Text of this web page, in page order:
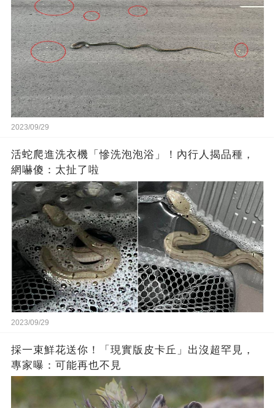
2023/09/29
活蛇爬進洗衣機「慘洗泡泡浴」！內行人揭品種，
網嚇傻：太扯了啦
2023/09/29
採一束鮮花送你！「現實版皮卡丘」出沒超罕見，
專家曝：可能再也不見